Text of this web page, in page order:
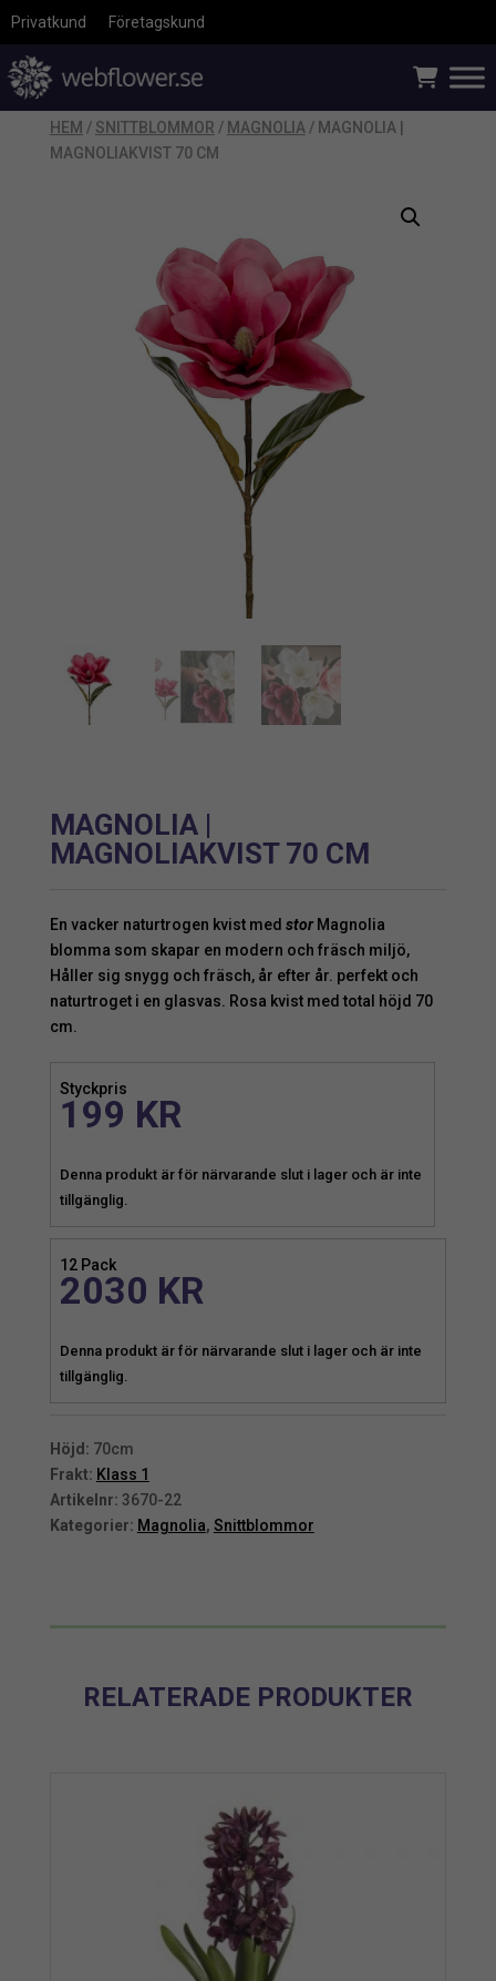
Privatkund Företagskund
HEM / SNITTBLOMMOR / MAGNOLIA / MAGNOLIA |
MAGNOLIAKVIST 70 CM
MAGNOLIA |
MAGNOLIAKVIST 70 CM
En vacker naturtrogen kvist med stor Magnolia
blomma som skapar en modern och fräsch miljö,
Håller sig snygg och fräsch, år efter år. perfekt och
naturtroget i en glasvas. Rosa kvist med total höjd 70
cm.
Styckpris
199 KR
Denna produkt är för närvarande slut i lager och är inte
tillgänglig.
12 Pack
2030 KR
Denna produkt är för närvarande slut i lager och är inte
tillgänglig.
Höjd: 70cm
Frakt: Klass 1
Artikelnr: 3670-22
Kategorier: Magnolia, Snittblommor
RELATERADE PRODUKTER